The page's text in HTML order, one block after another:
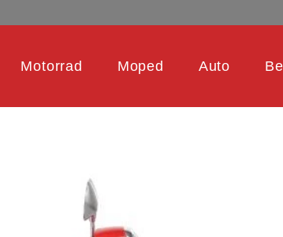
Motorrad Moped Auto
MODELL PRIMAVERA RED ELETTRICA 45 VON